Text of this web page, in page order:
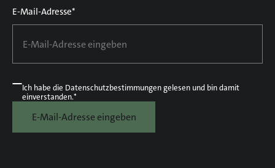
E-Mail-Adresse*
Ich habe die Datenschutzbestimmungengelesen und bin damit
einverstanden.*
E-Mail-Adresse eingeben